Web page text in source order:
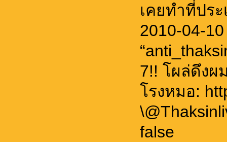
เคยทำที่ประ
2010-04-
7!! โผล่ดึงผ
โรงหมอ:
false